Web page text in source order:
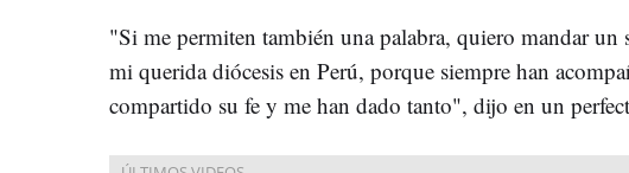
"Si me permiten también una palabra, quiero mandar un
mi querida diócesis en Perú, porque siempre han
compartido su fe y me han dado tanto", dijo en un